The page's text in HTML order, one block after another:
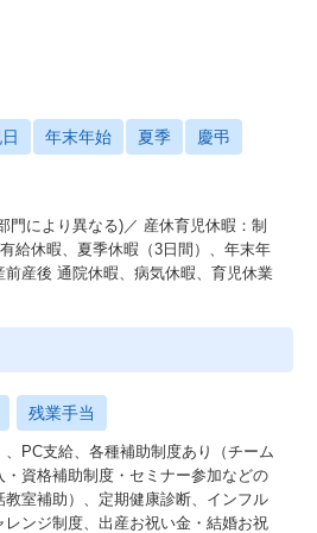
年末年始 夏季 慶弔
門により異なる)／ 産休育児休暇：制
給休暇、夏季休暇（3日間）、年末年
産後 通院休暇、病気休暇、育児休業
残業手当
PC支給、各種補助制度あり（チーム
資格補助制度・セミナー参加などの
室補助）、定期健康診断、インフル
ンジ制度、出産お祝い金・結婚お祝